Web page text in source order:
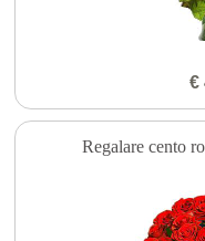
€
Regalare cento